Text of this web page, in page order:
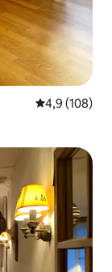
Średnia
4,9 (108)